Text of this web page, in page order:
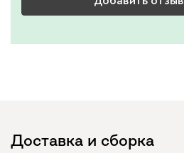
Доставка и сборка